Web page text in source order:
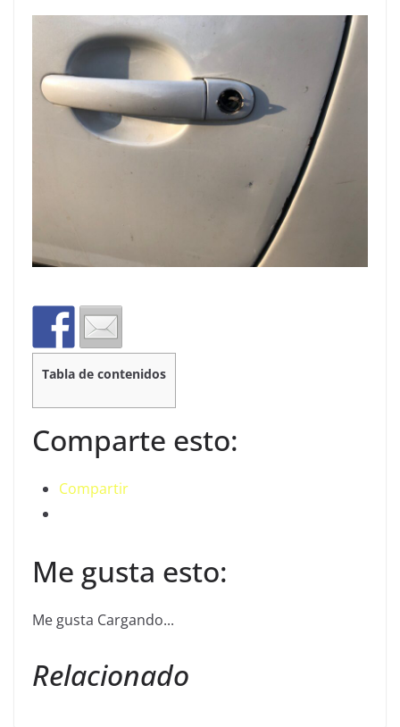
Tabla de contenidos
Comparte esto:
Compartir
Me gusta esto:
Me gusta Cargando...
Relacionado